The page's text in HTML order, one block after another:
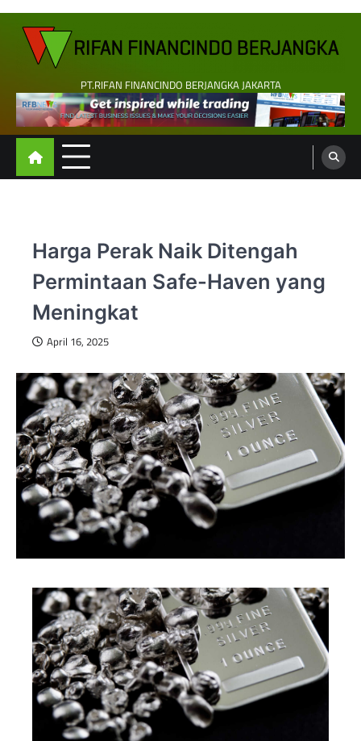
Skip
content
PT.RIFAN FINANCINDO BERJANGKA JAKARTA
Harga Perak Naik Ditengah
Permintaan Safe-Haven yang
Meningkat
April 16, 2025